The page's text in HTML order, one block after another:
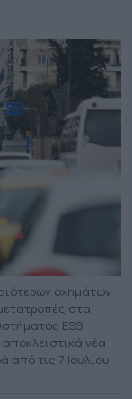
οχημάτων
στα
ESS,
νέα
από τις 7 Ιουλίου